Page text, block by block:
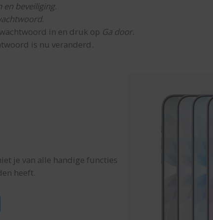
en beveiliging.
.
in en druk op Ga door.
is nu veranderd.
je van alle handige functies
heeft.